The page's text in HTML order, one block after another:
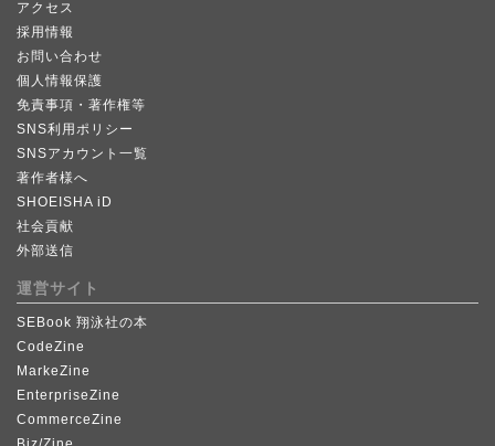
アクセス
採用情報
お問い合わせ
個人情報保護
免責事項・著作権等
SNS利用ポリシー
SNSアカウント一覧
著作者様へ
SHOEISHA iD
社会貢献
外部送信
運営サイト
SEBook 翔泳社の本
CodeZine
MarkeZine
EnterpriseZine
CommerceZine